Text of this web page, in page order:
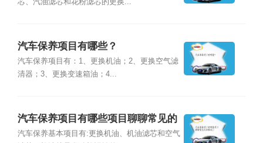
芯、汽油滤芯和花粉滤芯的更换...
汽车保养项目有哪些？
汽车保养项目有：1、更换机油；2、更换空气滤
清器；3、更换变速箱油；4...
汽车保养项目有哪些项目聊聊常见的
保养项目
汽车保养基本项目有:更换机油、机油滤芯和空气